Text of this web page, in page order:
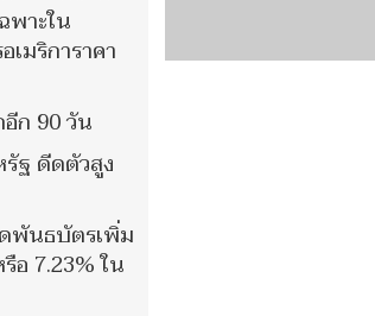
าะใน
มริการาคา
ก 90 วัน
ฐ ดีดตัวสูง
พันธบัตรเพิ่ม
อ 7.23% ใน